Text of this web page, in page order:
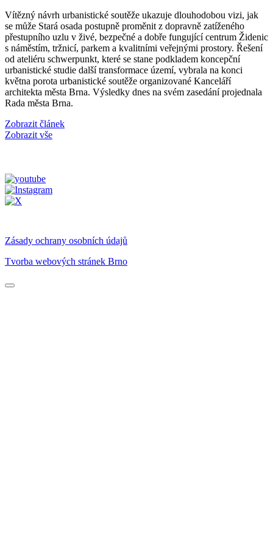
Vítězný návrh urbanistické soutěže ukazuje dlouhodobou vizi, jak
se může Stará osada postupně proměnit z dopravně zatíženého
přestupního uzlu v živé, bezpečné a dobře fungující centrum Židenic
s náměstím, tržnicí, parkem a kvalitními veřejnými prostory. Řešení
od ateliéru schwerpunkt, které se stane podkladem koncepční
urbanistické studie další transformace území, vybrala na konci
května porota urbanistické soutěže organizované Kanceláří
architekta města Brna. Výsledky dnes na svém zasedání projednala
Rada města Brna.
Zobrazit článek
Zobrazit vše
Zásady ochrany osobních údajů
Tvorba webových stránek Brno